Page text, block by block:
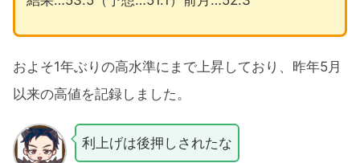
およそ1年ぶりの高水準にまで上昇しており、昨年5月
以来の高値を記録しました。
利上げは後押しされたな